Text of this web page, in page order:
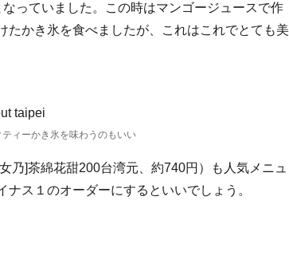
っていました。この時はマンゴージュースで作
たかき氷を食べましたが、これはこれでとても美
ィーかき氷を味わうのもいい
乃]茶綿花甜200台湾元、約740円）も人気メニュ
ス１のオーダーにするといいでしょう。